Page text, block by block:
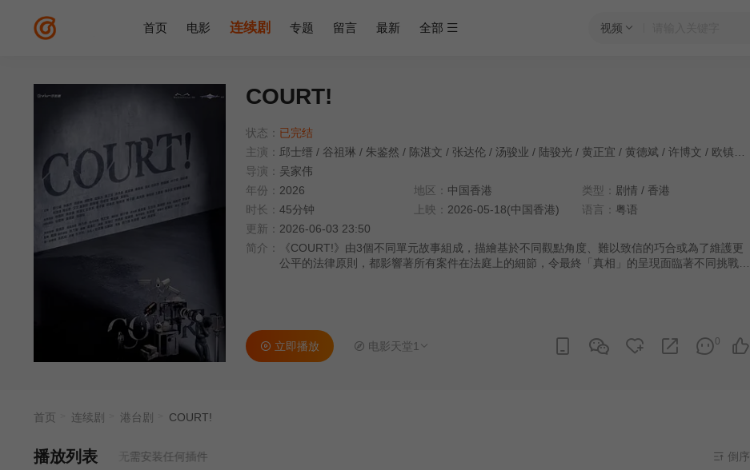
视频
首页 电影 连续剧 专题 留言 最新 全部
COURT!
状态： 已完结
主演： 邱士缙 / 谷祖琳 / 朱鉴然 / 陈湛文 / 张达伦 / 汤骏业 / 陆骏光 / 黄正宜 / 黄德斌 / 许博文 / 欧镇灏
导演： 吴家伟
年份： 2026 地区： 中国香港 类型： 剧情 / 香港
时长： 45分钟 上映： 2026-05-18(中国香港) 语言： 粤语
更新： 2026-06-03 23:50
简介：
《COURT!》由3個不同單元故事組成，描繪基於不同觀點角度、難以致信的巧合或為了維護更
公平的法律原則，都影響著所有案件在法庭上的細節，令最終「真相」的呈現面臨著不同挑戰和
0
立即播放 电影天堂1
首页 连续剧 港台剧 COURT!
播放列表
电影天堂1- 无需安装任何插件 倒序